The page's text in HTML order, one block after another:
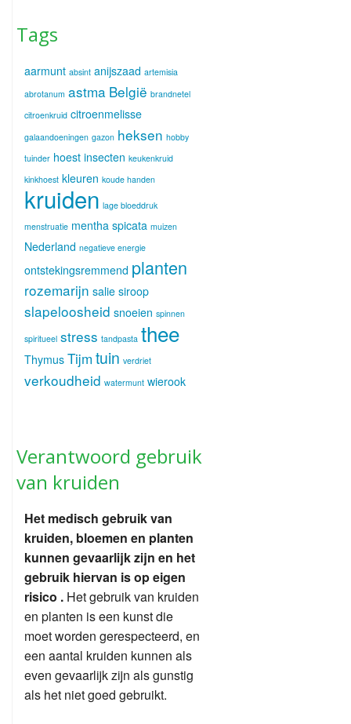
Tags
aarmunt absint anijszaad artemisia
abrotanum astma België brandnetel
citroenkruid citroenmelisse
galaandoeningen gazon heksen hobby
tuinder hoest insecten keukenkruid
kinkhoest kleuren koude handen
kruiden lage bloeddruk
menstruatie mentha spicata muizen
Nederland negatieve energie
ontstekingsremmend planten
rozemarijn salie siroop
slapeloosheid snoeien spinnen
spiritueel stress tandpasta thee
Thymus Tijm tuin verdriet
verkoudheid watermunt wierook
Verantwoord gebruik
van kruiden
Het medisch gebruik van
kruiden, bloemen en planten
kunnen gevaarlijk zijn en het
gebruik hiervan is op eigen
risico . Het gebruik van kruiden
en planten is een kunst die
moet worden gerespecteerd, en
een aantal kruiden kunnen als
even gevaarlijk zijn als gunstig
als het niet goed gebruikt.